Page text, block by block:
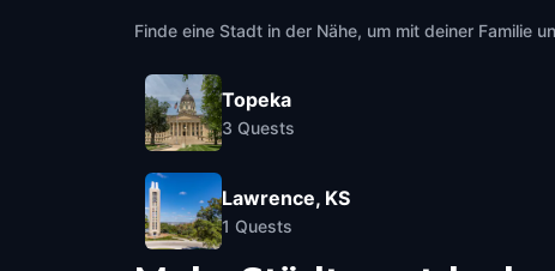
Finde eine Stadt in der Nähe, um mit deiner Familie
Topeka
3 Quests
Lawrence, KS
1 Quests